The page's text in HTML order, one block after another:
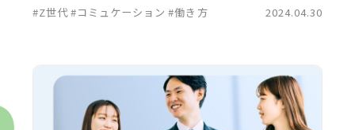
#Z世代#コミュケーション #働き方 2024.04.30